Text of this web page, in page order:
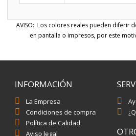
AVISO: Los colores reales pueden diferir
en pantalla o impresos, por este
INFORMACIÓN
La Empresa
Condiciones de compra
Política de Calidad
Aviso legal